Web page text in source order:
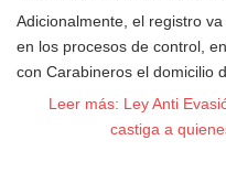
Adicionalmente, el registro
en los procesos de control,
con Carabineros el domicilio
Leer más: Ley Anti
castiga a